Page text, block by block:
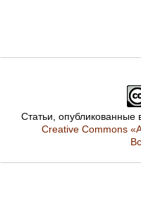
Статьи, опубликованные
Creative Commons